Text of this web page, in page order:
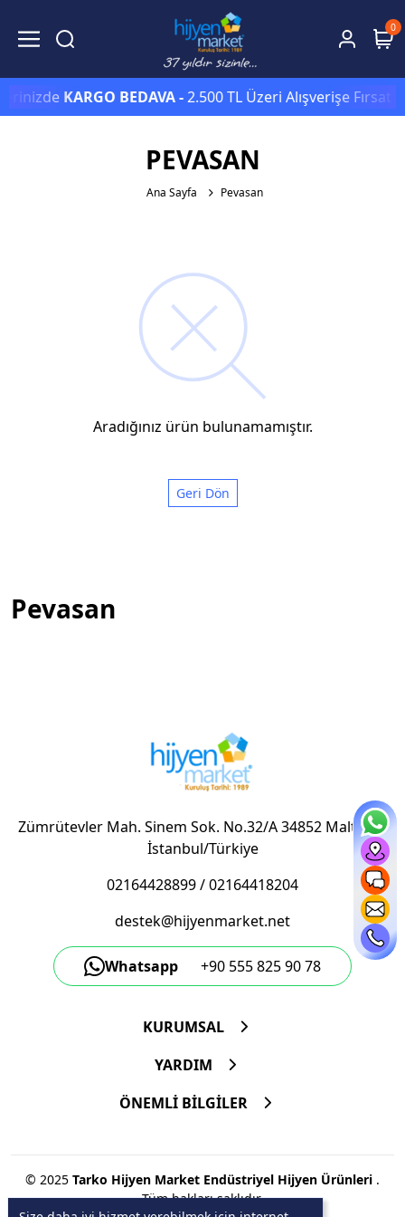
0
KARGO BEDAVA -2.500 TL Üzeri Alışverişe Fırsat
PEVASAN
Ana Sayfa Pevasan
Aradığınız ürün bulunamamıştır.
Geri Dön
Pevasan
Zümrütevler Mah. Sinem Sok. No.32/A 34852 Maltepe/
İstanbul/Türkiye
02164428899/02164418204
destek@hijyenmarket.net
Whatsapp +90 555 825 90 78
KURUMSAL
YARDIM
ÖNEMLİ BİLGİLER
© 2025 Tarko Hijyen Market Endüstriyel Hijyen Ürünleri .
Tüm hakları saklıdır.